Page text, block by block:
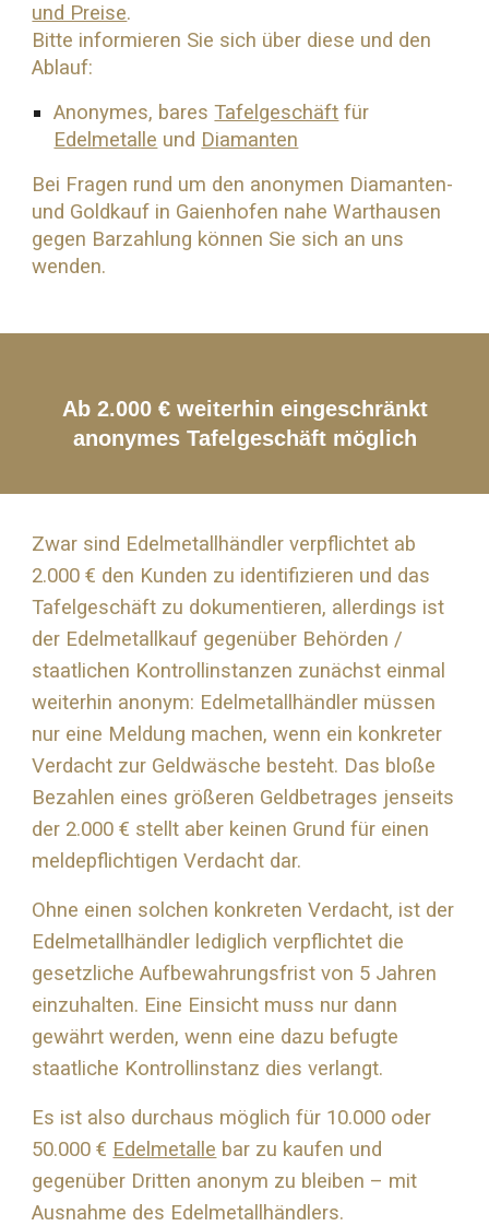
und Preise.
Bitte informieren Sie sich über diese und den
Ablauf:
Anonymes, bares Tafelgeschäft für
Edelmetalle und Diamanten
Bei Fragen rund um den anonymen Diamanten-
und Goldkauf in Gaienhofen naheWarthausen
gegen Barzahlung können Sie sich an uns
wenden.
Ab 2.000 € weiterhin eingeschränkt
anonymes Tafelgeschäft möglich
Zwar sind Edelmetallhändler verpflichtet ab
2.000 € den Kunden zu identifizieren und das
Tafelgeschäft zu dokumentieren, allerdings ist
der Edelmetallkauf gegenüber Behörden /
staatlichen Kontrollinstanzen zunächst einmal
weiterhin anonym: Edelmetallhändler müssen
nur eine Meldung machen, wenn ein konkreter
Verdacht zur Geldwäsche besteht. Das bloße
Bezahlen eines größeren Geldbetrages jenseits
der 2.000 € stellt aber keinen Grund für einen
meldepflichtigen Verdacht dar.
Ohne einen solchen konkreten Verdacht, ist der
Edelmetallhändler lediglich verpflichtet die
gesetzliche Aufbewahrungsfrist von 5 Jahren
einzuhalten. Eine Einsicht muss nur dann
gewährt werden, wenn eine dazu befugte
staatliche Kontrollinstanz dies verlangt.
Es ist also durchaus möglich für 10.000 oder
50.000 € Edelmetalle bar zu kaufen und
gegenüber Dritten anonym zu bleiben – mit
Ausnahme des Edelmetallhändlers.